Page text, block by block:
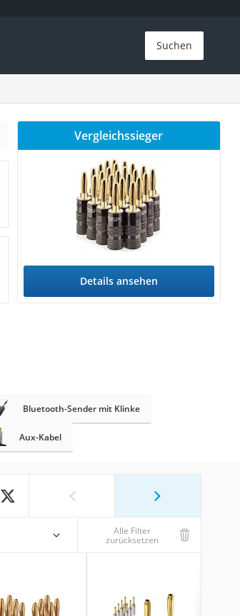
Suchen
Vergleichssieger
Details ansehen
Bluetooth-Sender mit Klinke
Aux-Kabel
Alle Filter
zurücksetzen